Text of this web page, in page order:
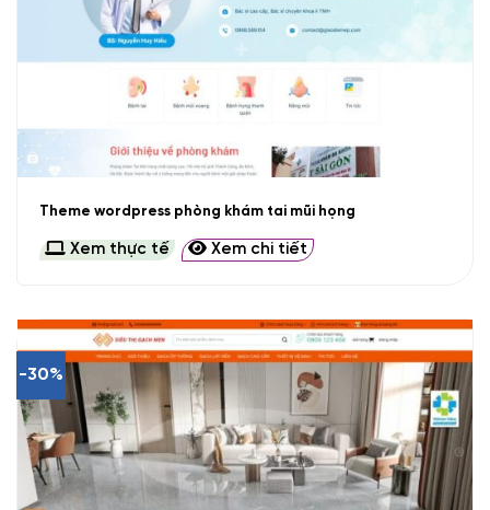
Theme wordpress phòng khám tai mũi họng
Xem thực tế Xem chi tiết
-30%